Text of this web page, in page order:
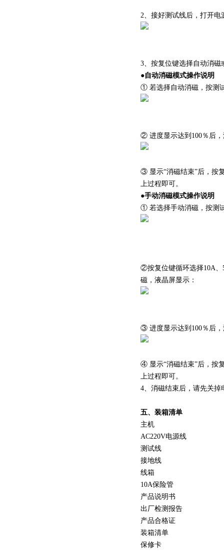
2、接好测试线后，打开电
3、按复位键选择自动消磁
●自动消磁模式操作说明
① 若选择自动消磁，按测
② 进度显示达到100％后
③ 显示“消磁结束”后，按
上过程即可。
●手动消磁模式操作说明
① 若选择手动消磁，按测
②按复位键循环选择10A、
磁，液晶屏显示：
③ 进度显示达到100％后
④ 显示“消磁结束”后，按
上过程即可。
4、消磁结束后，请先关
五、装箱清单
主机
AC220V电源线
测试线
接地线
线箱
10A保险管
产品说明书
出厂检测报告
产品合格证
装箱清单
保修卡